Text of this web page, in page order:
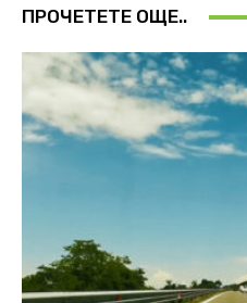
ПРОЧЕТЕТЕ ОЩЕ..